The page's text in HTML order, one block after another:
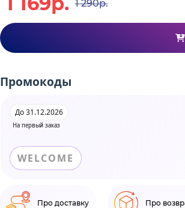
1 290р.
Промокоды
На первый заказ
До 31.12.2026
WELCOME
Про доставку Про